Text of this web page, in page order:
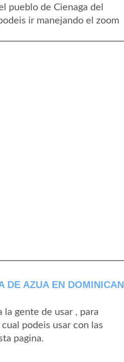
pueblo de Cienaga del
ir manejando el zoom
DE AZUA EN DOMINICAN
la gente de usar , para
podeis usar con las
pagina.